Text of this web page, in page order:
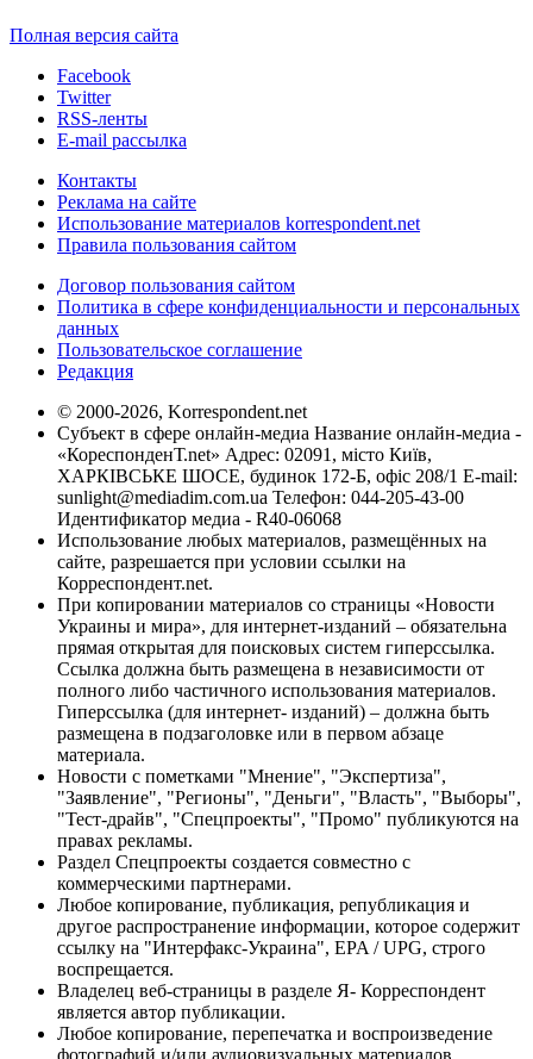
Полная версия сайта
Facebook
Twitter
RSS-ленты
E-mail рассылка
Контакты
Реклама на сайте
Использование материалов korrespondent.net
Правила пользования сайтом
Договор пользования сайтом
Политика в сфере конфиденциальности и персональных
данных
Пользовательское соглашение
Редакция
© 2000-2026, Korrespondent.net
Субъект в сфере онлайн-медиа Название онлайн-медиа -
«КореспонденТ.net» Адрес: 02091, місто Київ,
ХАРКІВСЬКЕ ШОСЕ, будинок 172-Б, офіс 208/1 E-mail:
sunlight@mediadim.com.ua Телефон: 044-205-43-00
Идентификатор медиа - R40-06068
Использование любых материалов, размещённых на
сайте, разрешается при условии ссылки на
Корреспондент.net.
При копировании материалов со страницы «Новости
Украины и мира», для интернет-изданий – обязательна
прямая открытая для поисковых систем гиперссылка.
Ссылка должна быть размещена в независимости от
полного либо частичного использования материалов.
Гиперссылка (для интернет- изданий) – должна быть
размещена в подзаголовке или в первом абзаце
материала.
Новости с пометками "Мнение", "Экспертиза",
"Заявление", "Регионы", "Деньги", "Власть", "Выборы",
"Тест-драйв", "Спецпроекты", "Промо" публикуются на
правах рекламы.
Раздел Спецпроекты создается совместно с
коммерческими партнерами.
Любое копирование, публикация, републикация и
другое распространение информации, которое содержит
ссылку на "Интерфакс-Украина", EPA / UPG, строго
воспрещается.
Владелец веб-страницы в разделе Я- Корреспондент
является автор публикации.
Любое копирование, перепечатка и воспроизведение
фотографий и/или аудиовизуальных материалов,